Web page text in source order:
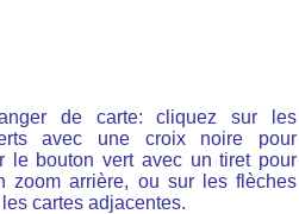
de carte: cliquez sur les
avec une croix noire pour
le bouton vert avec un tiret pour
zoom arrière, ou sur les flèches
cartes adjacentes.